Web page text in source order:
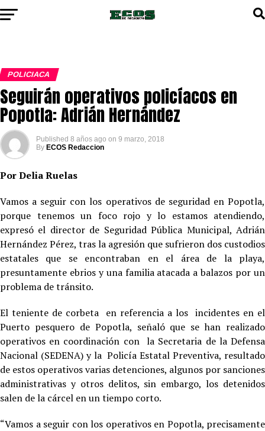
POLICIACA
Seguirán operativos policíacos en
Popotla: Adrián Hernández
Published 8 años ago on 9 marzo, 2018
By ECOS Redaccion
Por Delia Ruelas
Vamos a seguir con los operativos de seguridad en Popotla,
porque tenemos un foco rojo y lo estamos atendiendo,
expresó el director de Seguridad Pública Municipal, Adrián
Hernández Pérez, tras la agresión que sufrieron dos custodios
estatales que se encontraban en el área de la playa,
presuntamente ebrios y una familia atacada a balazos por un
problema de tránsito.
El teniente de corbeta en referencia a los incidentes en el
Puerto pesquero de Popotla, señaló que se han realizado
operativos en coordinación con la Secretaria de la Defensa
Nacional (SEDENA) y la Policía Estatal Preventiva, resultado
de estos operativos varias detenciones, algunos por sanciones
administrativas y otros delitos, sin embargo, los detenidos
salen de la cárcel en un tiempo corto.
“Vamos a seguir con los operativos en Popotla, precisamente